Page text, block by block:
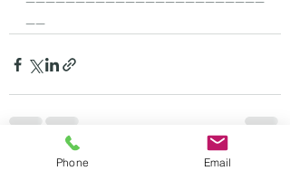
----
最新記事 すべて表示
Phone Email